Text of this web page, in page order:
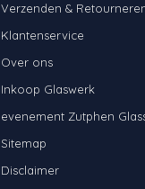
Verzenden &
Klantenservice
Over ons
Inkoop Glaswerk
evenement Zutphen
Sitemap
Disclaimer